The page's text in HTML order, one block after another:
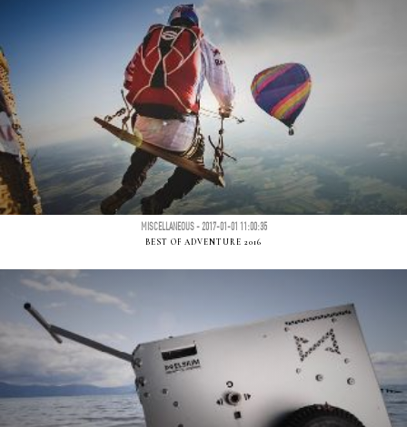
MISCELLANEOUS - 2017-01-01 11:00:35
BEST OF ADVENTURE 2016